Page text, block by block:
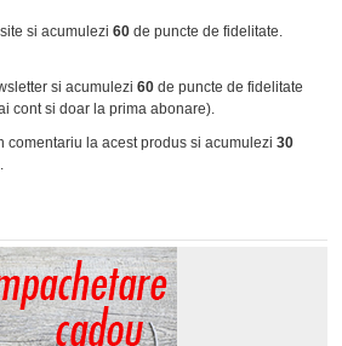
si acumulezi 60 de puncte de fidelitate.
si acumulezi 60 de puncte de fidelitate
cont si doar la prima abonare).
comentariu la acest produs si acumulezi 30